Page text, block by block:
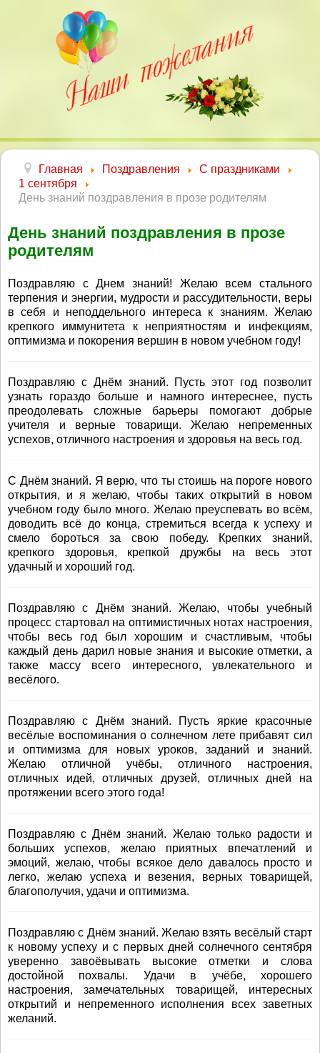
Главная Поздравления
С праздниками
1 сентября
День знаний поздравления в прозе родителям
День знаний поздравления в прозе
родителям
Поздравляю с Днем знаний! Желаю всем стального
терпения и энергии, мудрости и рассудительности, веры
в себя и неподдельного интереса к знаниям. Желаю
крепкого иммунитета к неприятностям и инфекциям,
оптимизма и покорения вершин в новом учебном году!
Поздравляю с Днём знаний. Пусть этот год позволит
узнать гораздо больше и намного интереснее, пусть
преодолевать сложные барьеры помогают добрые
учителя и верные товарищи. Желаю непременных
успехов, отличного настроения и здоровья на весь год.
С Днём знаний. Я верю, что ты стоишь на пороге нового
открытия, и я желаю, чтобы таких открытий в новом
учебном году было много. Желаю преуспевать во всём,
доводить всё до конца, стремиться всегда к успеху и
смело бороться за свою победу. Крепких знаний,
крепкого здоровья, крепкой дружбы на весь этот
удачный и хороший год.
Поздравляю с Днём знаний. Желаю, чтобы учебный
процесс стартовал на оптимистичных нотах настроения,
чтобы весь год был хорошим и счастливым, чтобы
каждый день дарил новые знания и высокие отметки, а
также массу всего интересного, увлекательного и
весёлого.
Поздравляю с Днём знаний. Пусть яркие красочные
весёлые воспоминания о солнечном лете прибавят сил
и оптимизма для новых уроков, заданий и знаний.
Желаю отличной учёбы, отличного настроения,
отличных идей, отличных друзей, отличных дней на
протяжении всего этого года!
Поздравляю с Днём знаний. Желаю только радости и
больших успехов, желаю приятных впечатлений и
эмоций, желаю, чтобы всякое дело давалось просто и
легко, желаю успеха и везения, верных товарищей,
благополучия, удачи и оптимизма.
Поздравляю с Днём знаний. Желаю взять весёлый старт
к новому успеху и с первых дней солнечного сентября
уверенно завоёвывать высокие отметки и слова
достойной похвалы. Удачи в учёбе, хорошего
настроения, замечательных товарищей, интересных
открытий и непременного исполнения всех заветных
желаний.